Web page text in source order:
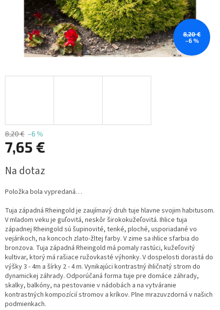
8,20 €
–6 %
8,20 € –6 %
7,65 €
cena:
Na dotaz
Položka bola vypredaná…
Tuja západná Rheingold je zaujímavý druh tuje hlavne svojim habitusom.
V mladom veku je guľovitá, neskôr širokokužeľovitá. Ihlice tuja
západnej Rheingold sú šupinovité, tenké, ploché, usporiadané vo
vejárikoch, na koncoch zlato-žltej farby. V zime sa ihlice sfarbia do
bronzova. Tuja západná Rheingold má pomaly rastúci, kužeľovitý
kultivar, ktorý má rašiace ružovkasté výhonky. V dospelosti dorastá do
výšky 3 - 4m a šírky 2 - 4 m. Vynikajúci kontrastný ihličnatý strom do
dynamickej záhrady. Odporúčaná forma tuje pre domáce záhrady,
skalky, balkóny, na pestovanie v nádobách a na vytváranie
kontrastných kompozícií stromov a kríkov. Plne mrazuvzdorná v našich
podmienkach.